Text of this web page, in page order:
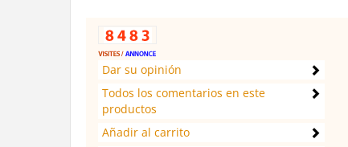
Dar su opinión
Todos los comentarios en este
productos
Añadir al carrito